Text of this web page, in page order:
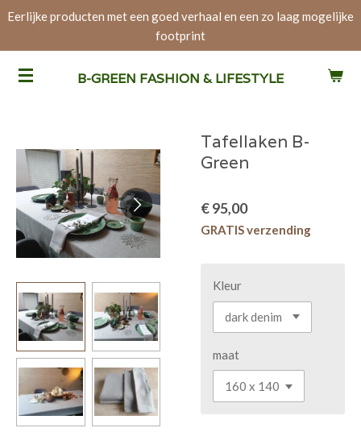
Ga
naar
de
B-GREEN FASHION & LIFESTYLE
Eerlijke producten met een goed verhaal en een zo laag mogelijke
footprint
Tafellaken B-
Green
€ 95,00
GRATIS verzending
Kleur
maat